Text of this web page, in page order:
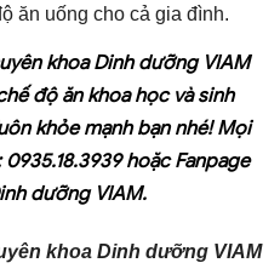
ăn uống cho cả gia đình.
khoa Dinh dưỡng VIAM
độ ăn khoa học và sinh
khỏe mạnh bạn nhé! Mọi
hoặc Fanpage
dưỡng VIAM.
khoa Dinh dưỡng VIAM